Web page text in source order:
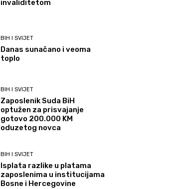
invaliditetom
BIH I SVIJET
Danas sunačano i veoma
toplo
BIH I SVIJET
Zaposlenik Suda BiH
optužen za prisvajanje
gotovo 200.000 KM
oduzetog novca
BIH I SVIJET
Isplata razlike u platama
zaposlenima u institucijama
Bosne i Hercegovine